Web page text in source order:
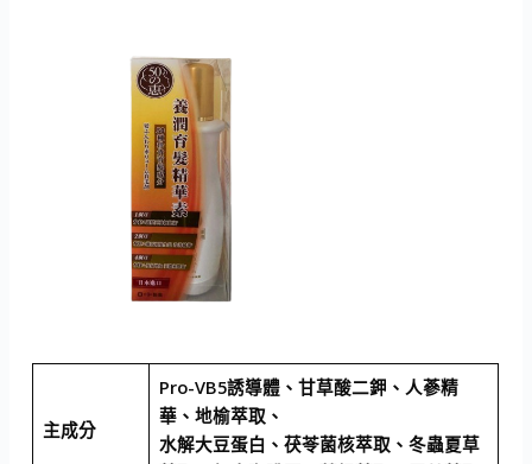
主成分
Pro-VB5誘導體、甘草酸二鉀、人蔘精
華、地榆萃取、
水解大豆蛋白、茯苓菌核萃取、冬蟲夏草